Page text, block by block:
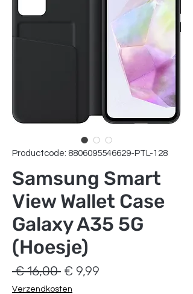
Productcode: 8806095546629-PTL-128
Samsung Smart
View Wallet Case
Galaxy A35 5G
(Hoesje)
€ 16,00 Normale
prijs
€ 9,99
Verzendkosten